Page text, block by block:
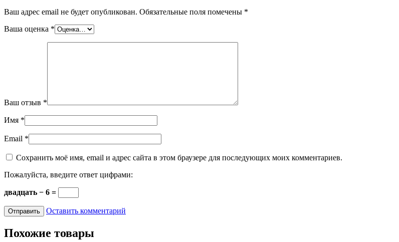
Ваш адрес email не будет опубликован. Обязательные поля помечены *
Ваша оценка *
Ваш отзыв *
Имя *
Email *
Сохранить моё имя, email и адрес сайта в этом браузере для последующих моих комментариев.
Пожалуйста, введите ответ цифрами:
двадцать − 6 =
Оставить комментарий
Похожие товары